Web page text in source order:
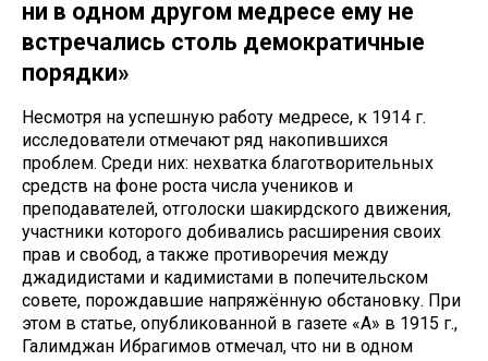
ни в одном другом медресе ему не
встречались столь демократичные
порядки»
Несмотря на успешную работу медресе, к 1914 г.
исследователи отмечают ряд накопившихся
проблем. Среди них: нехватка благотворительных
средств на фоне роста числа учеников и
преподавателей, отголоски шакирдского движения,
участники которого добивались расширения своих
прав и свобод, а также противоречия между
джадидистами и кадимистами в попечительском
совете, порождавшие напряжённую обстановку. При
этом в статье, опубликованной в газете «Аң» в 1915 г.,
Галимджан Ибрагимов отмечал, что ни в одном